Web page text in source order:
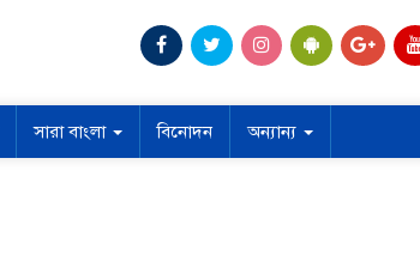
সারা বাংলা বিনোদন অন্যান্য